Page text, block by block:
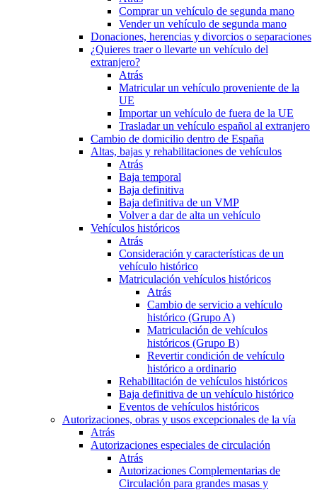
Comprar un vehículo de segunda mano
Vender un vehículo de segunda mano
Donaciones, herencias y divorcios o separaciones
¿Quieres traer o llevarte un vehículo del
extranjero?
Atrás
Matricular un vehículo proveniente de la
UE
Importar un vehículo de fuera de la UE
Trasladar un vehículo español al extranjero
Cambio de domicilio dentro de España
Altas, bajas y rehabilitaciones de vehículos
Atrás
Baja temporal
Baja definitiva
Baja definitiva de un VMP
Volver a dar de alta un vehículo
Vehículos históricos
Atrás
Consideración y características de un
vehículo histórico
Matriculación vehículos históricos
Atrás
Cambio de servicio a vehículo
histórico (Grupo A)
Matriculación de vehículos
históricos (Grupo B)
Revertir condición de vehículo
histórico a ordinario
Rehabilitación de vehículos históricos
Baja definitiva de un vehículo histórico
Eventos de vehículos históricos
Autorizaciones, obras y usos excepcionales de la vía
Atrás
Autorizaciones especiales de circulación
Atrás
Autorizaciones Complementarias de
Circulación para grandes masas y